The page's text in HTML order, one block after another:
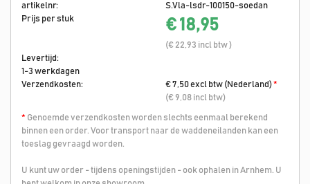
artikelnr:
S.Vla-lsdr-100150-soedan
Prijs per stuk
€ 18,95
(€ 22,93 incl btw )
Levertijd:
1-3 werkdagen
Verzendkosten:
€ 7,50 excl btw (Nederland)*
(€ 9,08 incl btw)
* Genoemde verzendkosten worden slechts eenmaal berekend
binnen een order. Voor transport naar de waddeneilanden kan een
toeslag gevraagd worden.
U kunt uw order - tijdens openingstijden - ook ophalen in Arnhem. U